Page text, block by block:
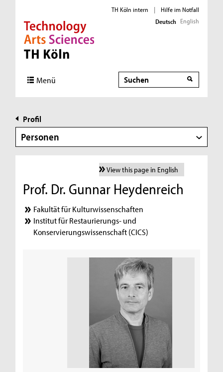
Direkt zur Hauptnavigation
Direkt zur Subnavigation
Direkt zum Inhalt
Direkt zum Fußbereich
TH Köln intern |
Hilfe im Notfall
Deutsch English
Menü Suche
Profil
Personen
View this page in English
Prof. Dr. Gunnar Heydenreich
Fakultät für Kulturwissenschaften
Institut für Restaurierungs- und
Konservierungswissenschaft (CICS)